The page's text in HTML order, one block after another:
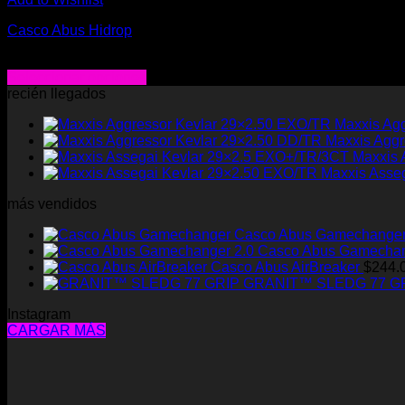
Casco Abus Hidrop
Este
tiene
múltiples
variantes.
Las
se
elegir
página
producto
recién llegados
Maxxis
Maxxis
Maxxis
Maxxis
más vendidos
Casco Abus
Casco Abus
Casco Abus AirBreaker $
GRANIT™ SLEDG 77
Instagram
CARGAR MÁS